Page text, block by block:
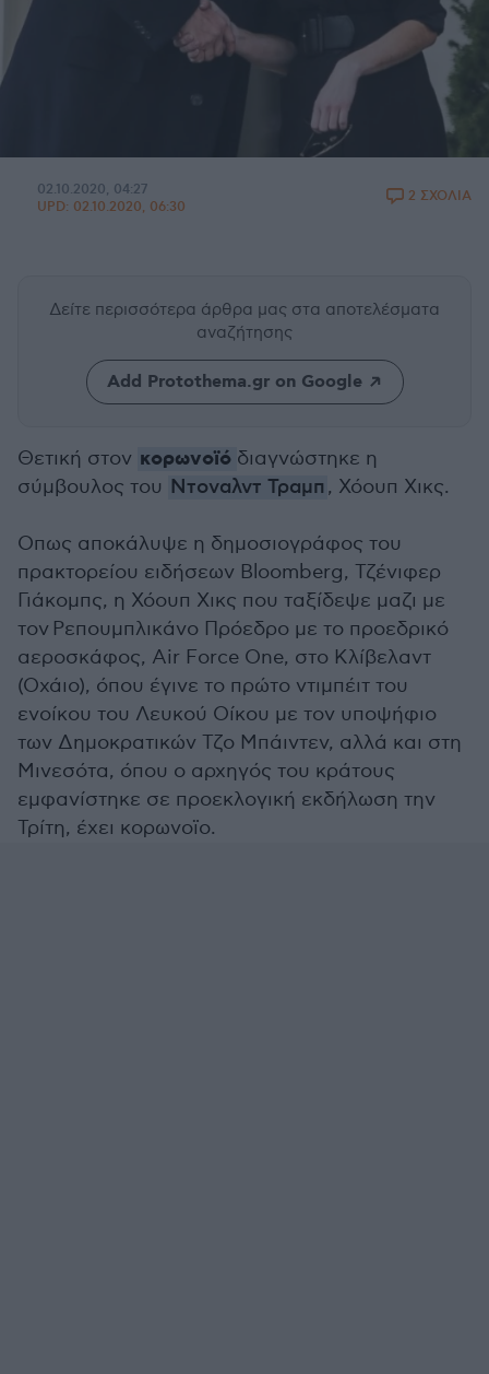
02.10.2020, 04:27
UPD: 02.10.2020, 06:30
2 ΣΧΟΛΙΑ
Δείτε περισσότερα άρθρα μας στα αποτελέσματα
αναζήτησης
Add Protothema.gr on Google
Θετική στον κορωνοϊό διαγνώστηκε η
σύμβουλος του Ντοναλντ Τραμπ , Χόουπ Χικς.
Οπως αποκάλυψε η δημοσιογράφος του
πρακτορείου ειδήσεων Bloomberg, Τζένιφερ
Γιάκομπς, η Χόουπ Χικς που ταξίδεψε μαζι με
τον Ρεπουμπλικάνο Πρόεδρο με το προεδρικό
αεροσκάφος, Air Force One, στο Κλίβελαντ
(Οχάιο), όπου έγινε το πρώτο ντιμπέιτ του
ενοίκου του Λευκού Οίκου με τον υποψήφιο
των Δημοκρατικών Τζο Μπάιντεν, αλλά και στη
Μινεσότα, όπου ο αρχηγός του κράτους
εμφανίστηκε σε προεκλογική εκδήλωση την
Τρίτη, έχει κορωνοϊο.